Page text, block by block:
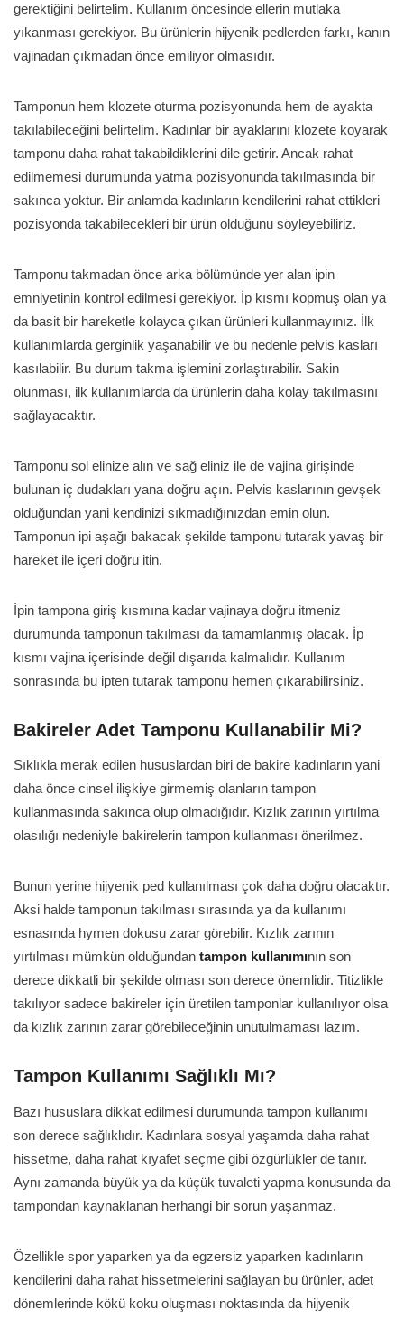
gerektiğini belirtelim. Kullanım öncesinde ellerin mutlaka
yıkanması gerekiyor. Bu ürünlerin hijyenik pedlerden farkı, kanın
vajinadan çıkmadan önce emiliyor olmasıdır.
Tamponun hem klozete oturma pozisyonunda hem de ayakta
takılabileceğini belirtelim. Kadınlar bir ayaklarını klozete koyarak
tamponu daha rahat takabildiklerini dile getirir. Ancak rahat
edilmemesi durumunda yatma pozisyonunda takılmasında bir
sakınca yoktur. Bir anlamda kadınların kendilerini rahat ettikleri
pozisyonda takabilecekleri bir ürün olduğunu söyleyebiliriz.
Tamponu takmadan önce arka bölümünde yer alan ipin
emniyetinin kontrol edilmesi gerekiyor. İp kısmı kopmuş olan ya
da basit bir hareketle kolayca çıkan ürünleri kullanmayınız. İlk
kullanımlarda gerginlik yaşanabilir ve bu nedenle pelvis kasları
kasılabilir. Bu durum takma işlemini zorlaştırabilir. Sakin
olunması, ilk kullanımlarda da ürünlerin daha kolay takılmasını
sağlayacaktır.
Tamponu sol elinize alın ve sağ eliniz ile de vajina girişinde
bulunan iç dudakları yana doğru açın. Pelvis kaslarının gevşek
olduğundan yani kendinizi sıkmadığınızdan emin olun.
Tamponun ipi aşağı bakacak şekilde tamponu tutarak yavaş bir
hareket ile içeri doğru itin.
İpin tampona giriş kısmına kadar vajinaya doğru itmeniz
durumunda tamponun takılması da tamamlanmış olacak. İp
kısmı vajina içerisinde değil dışarıda kalmalıdır. Kullanım
sonrasında bu ipten tutarak tamponu hemen çıkarabilirsiniz.
Bakireler Adet Tamponu Kullanabilir Mi?
Sıklıkla merak edilen hususlardan biri de bakire kadınların yani
daha önce cinsel ilişkiye girmemiş olanların tampon
kullanmasında sakınca olup olmadığıdır. Kızlık zarının yırtılma
olasılığı nedeniyle bakirelerin tampon kullanması önerilmez.
Bunun yerine hijyenik ped kullanılması çok daha doğru olacaktır.
Aksi halde tamponun takılması sırasında ya da kullanımı
esnasında hymen dokusu zarar görebilir. Kızlık zarının
yırtılması mümkün olduğundan tampon kullanımının son
derece dikkatli bir şekilde olması son derece önemlidir. Titizlikle
takılıyor sadece bakireler için üretilen tamponlar kullanılıyor olsa
da kızlık zarının zarar görebileceğinin unutulmaması lazım.
Tampon Kullanımı Sağlıklı Mı?
Bazı hususlara dikkat edilmesi durumunda tampon kullanımı
son derece sağlıklıdır. Kadınlara sosyal yaşamda daha rahat
hissetme, daha rahat kıyafet seçme gibi özgürlükler de tanır.
Aynı zamanda büyük ya da küçük tuvaleti yapma konusunda da
tampondan kaynaklanan herhangi bir sorun yaşanmaz.
Özellikle spor yaparken ya da egzersiz yaparken kadınların
kendilerini daha rahat hissetmelerini sağlayan bu ürünler, adet
dönemlerinde kökü koku oluşması noktasında da hijyenik